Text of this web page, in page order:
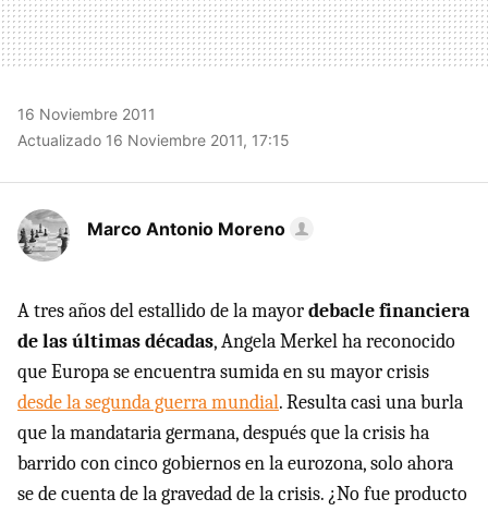
16 Noviembre 2011
Actualizado 16 Noviembre 2011, 17:15
Marco Antonio Moreno
A tres años del estallido de la mayordebacle financiera
de las últimas décadas, Angela Merkel ha reconocido
que Europa se encuentra sumida en su mayor crisis
desde la segunda guerra mundial. Resulta casi una burla
que la mandataria germana, después que la crisis ha
barrido con cinco gobiernos en la eurozona, solo ahora
se de cuenta de la gravedad de la crisis. ¿No fue producto